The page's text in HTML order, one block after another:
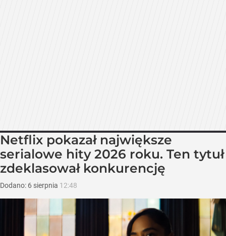
Netflix pokazał największe
serialowe hity 2026 roku. Ten tytuł
zdeklasował konkurencję
Dodano: 6 sierpnia 12:48